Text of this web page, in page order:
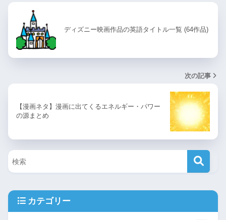
ディズニー映画作品の英語タイトル一覧 (64作品)
次の記事
【漫画ネタ】漫画に出てくるエネルギー・パワー
の源まとめ
カテゴリー